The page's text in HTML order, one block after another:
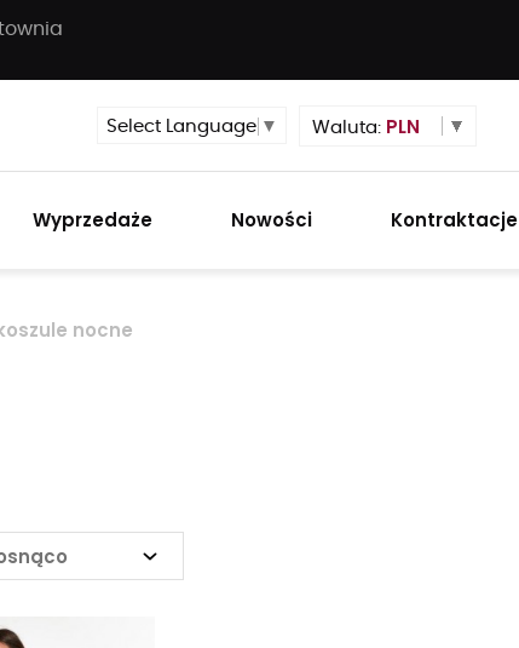
Select Language ▼ Waluta: PLN
Wyprzedaże Nowości Kontraktacje
nocne